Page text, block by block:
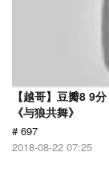
【越哥】豆瓣8 9
《与狼共舞》
# 697
2018-08-22 07:25